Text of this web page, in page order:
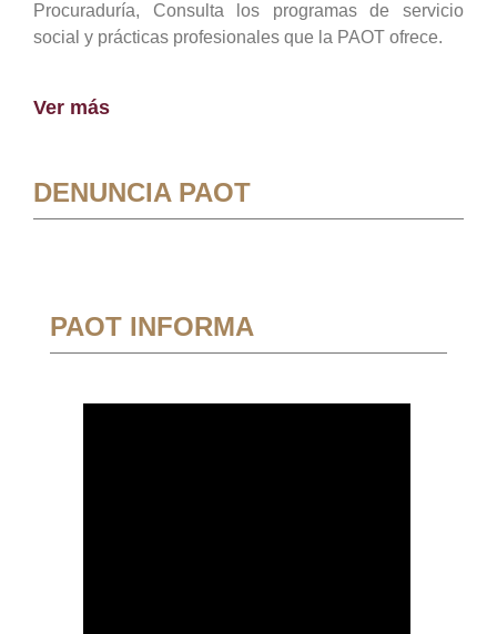
Procuraduría, Consulta los programas de servicio
social y prácticas profesionales que la PAOT ofrece.
Ver más
DENUNCIA PAOT
PAOT INFORMA